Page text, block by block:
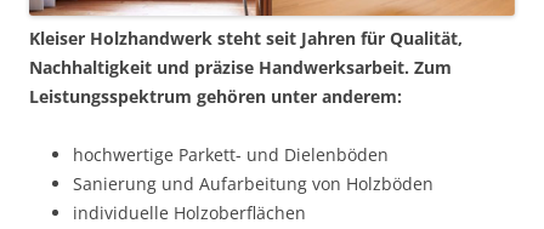
Kleiser Holzhandwerk steht seit Jahren für Qualität,
Nachhaltigkeit und präzise Handwerksarbeit. Zum
Leistungsspektrum gehören unter anderem:
hochwertige Parkett- und Dielenböden
Sanierung und Aufarbeitung von Holzböden
individuelle Holzoberflächen